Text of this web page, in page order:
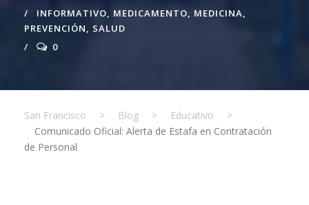
INFORMATIVO, MEDICAMENTO, MEDICINA,
PREVENCIÓN, SALUD
0
San Francisco > Blog > Educativo
>
Comunicado Oficial: Alerta de Estafa en Contratación
de Personal